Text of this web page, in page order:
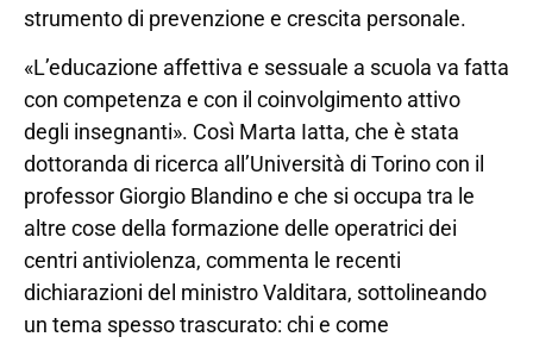
strumento di prevenzione e crescita personale.
«L’educazione affettiva e sessuale a scuola va fatta
con competenza e con il coinvolgimento attivo
degli insegnanti». Così Marta Iatta, che è stata
dottoranda di ricerca all’Università di Torino con il
professor Giorgio Blandino e che si occupa tra le
altre cose della formazione delle operatrici dei
centri antiviolenza, commenta le recenti
dichiarazioni del ministro Valditara, sottolineando
un tema spesso trascurato: chi e come